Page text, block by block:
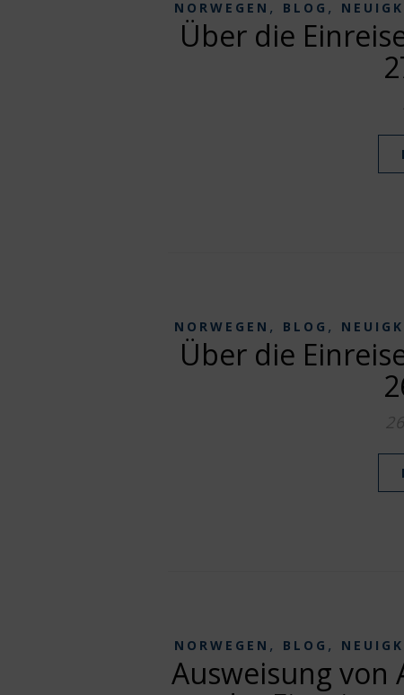
NORWEGEN , BLOG ,
Über die
NORWEGEN , BLOG ,
Über die
NORWEGEN , BLOG ,
Ausweisung von